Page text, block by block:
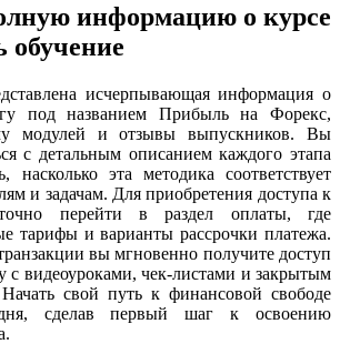
информацию о курсе
обучение
исчерпывающая информация о
под названием Прибыль на Форекс,
модулей и отзывы выпускников. Вы
с детальным описанием каждого этапа
насколько эта методика соответствует
и задачам. Для приобретения доступа к
перейти в раздел оплаты, где
тарифы и варианты рассрочки платежа.
вы мгновенно получите доступ
с видеоуроками, чек-листами и закрытым
свой путь к финансовой свободе
сделав первый шаг к освоению